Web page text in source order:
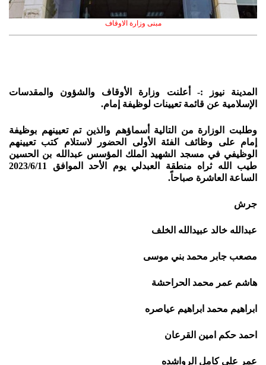
مبنى وزارة الاوقاف
المدينة نيوز :- أعلنت وزارة الأوقاف والشؤون والمقدسات
الإسلامية عن قائمة تعيينات لوظيفة إمام.
وطلبت الوزارة من التالية أسماؤهم والذين تم تعيينهم بوظيفة
إمام على وظائف الفئة الأولى الحضور لاستلام كتب تعيينهم
الوظيفي في مسجد الشهيد الملك المؤسس عبدالله بن الحسين
طيب الله ثراه منطقة العبدلي يوم الأحد الموافق 2023/6/11
الساعة العاشرة صباحاً.
جرش
عبدالله خالد عبيدالله الخلف
مصعب جابر محمد بني موسى
هاشم عمر محمد الحراحشة
ابراهيم محمد ابراهيم عياصره
احمد حكم امين القرعان
عمر علي كامل الرواشده